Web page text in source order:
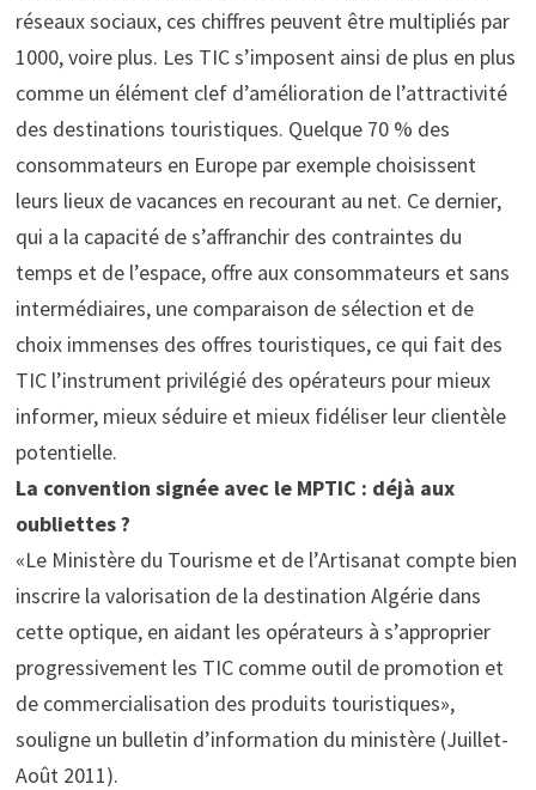
réseaux sociaux, ces chiffres peuvent être multipliés par
1000, voire plus. Les TIC s’imposent ainsi de plus en plus
comme un élément clef d’amélioration de l’attractivité
des destinations touristiques. Quelque 70 % des
consommateurs en Europe par exemple choisissent
leurs lieux de vacances en recourant au net. Ce dernier,
qui a la capacité de s’affranchir des contraintes du
temps et de l’espace, offre aux consommateurs et sans
intermédiaires, une comparaison de sélection et de
choix immenses des offres touristiques, ce qui fait des
TIC l’instrument privilégié des opérateurs pour mieux
informer, mieux séduire et mieux fidéliser leur clientèle
potentielle.
La convention signée avec le MPTIC : déjà aux
oubliettes ?
«Le Ministère du Tourisme et de l’Artisanat compte bien
inscrire la valorisation de la destination Algérie dans
cette optique, en aidant les opérateurs à s’approprier
progressivement les TIC comme outil de promotion et
de commercialisation des produits touristiques»,
souligne un bulletin d’information du ministère (Juillet-
Août 2011).